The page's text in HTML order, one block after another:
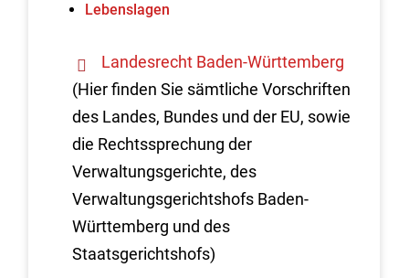
Lebenslagen
Landesrecht Baden-Württemberg
(Hier finden Sie sämtliche Vorschriften
des Landes, Bundes und der EU, sowie
die Rechtssprechung der
Verwaltungsgerichte, des
Verwaltungsgerichtshofs Baden-
Württemberg und des
Staatsgerichtshofs)